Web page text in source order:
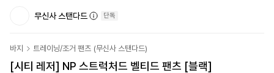
무신사 스탠다드 단독
바지 트레이닝/조거 팬츠 (무신사 스탠다드)
[시티 레저] NP 스트럭처드 벨티드 팬츠 [블랙]